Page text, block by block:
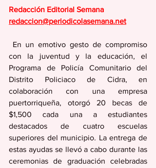
Redacción Editorial Semana
redaccion@periodicolasemana.net
con la juventud y la educación, el
Programa de Policía Comunitario del
Distrito Policiaco de Cidra, en
colaboración con una empresa
puertorriqueña, otorgó 20 becas de
$1,500 cada una a estudiantes
destacados de cuatro escuelas
superiores del municipio. La entrega de
estas ayudas se llevó a cabo durante las
ceremonias de graduación celebradas